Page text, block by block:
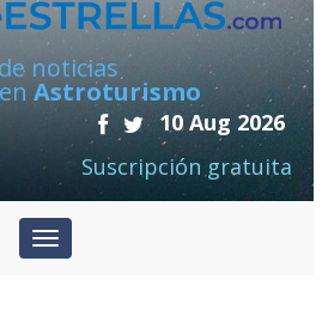
noticias
Astroturismo
10 Aug 2026
Suscripción gratuita